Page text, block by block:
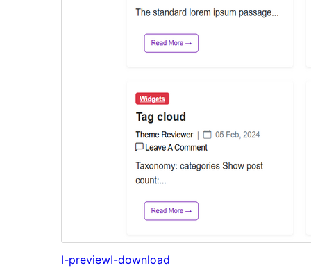
I-previewI-download